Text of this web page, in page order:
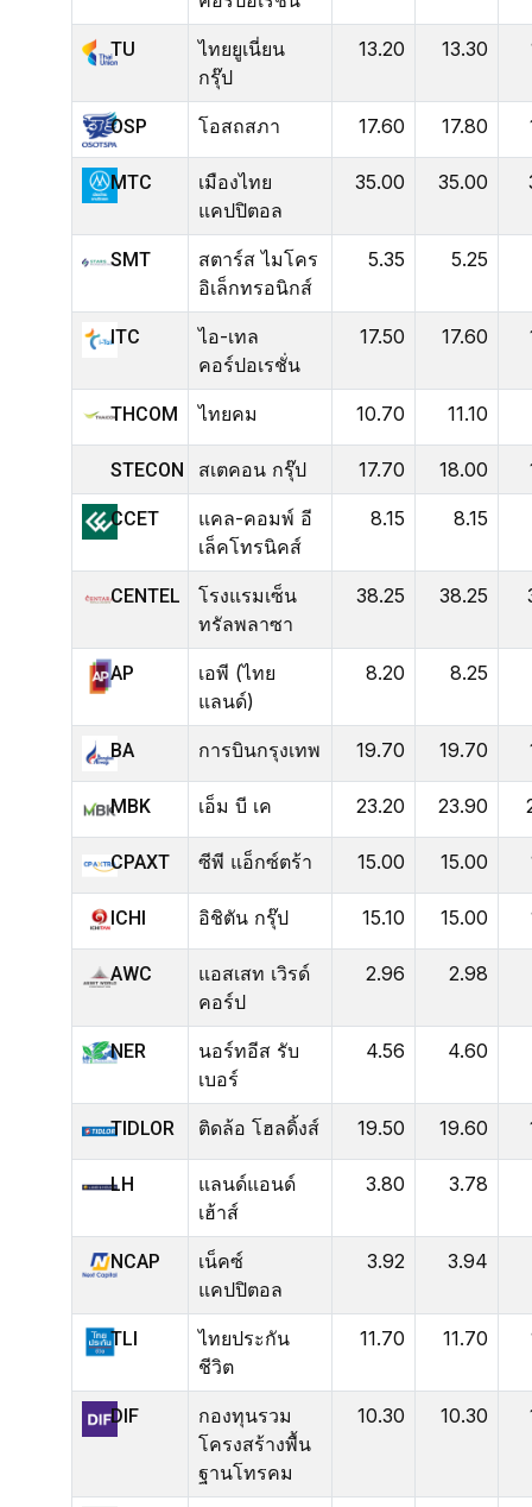
TU
ไทยยูเนี่ยน
กรุ๊ป
13.20 13.30
OSP โอสถสภา 17.60 17.80
MTC
เมืองไทย
แคปปิตอล
35.00 35.00
SMT
สตาร์ส ไมโคร
อิเล็กทรอนิกส์
5.35 5.25
ITC
ไอ-เทล
คอร์ปอเรชั่น
17.50 17.60
THCOM ไทยคม 10.70 11.10
STECON สเตคอน กรุ๊ป 17.70 18.00
CCET
แคล-คอมพ์ อี
เล็คโทรนิคส์
8.15 8.15
CENTEL
โรงแรมเซ็น
ทรัลพลาซา
38.25 38.25
AP
เอพี (ไทย
แลนด์)
8.20 8.25
BA การบินกรุงเทพ 19.70 19.70
MBK เอ็ม บี เค 23.20 23.90
CPAXT ซีพี แอ็กซ์ตร้า 15.00 15.00
ICHI อิชิตัน กรุ๊ป 15.10 15.00
AWC
แอสเสท เวิรด์
คอร์ป
2.96 2.98
NER
นอร์ทอีส รับ
เบอร์
4.56 4.60
TIDLOR ติดล้อ โฮลดิ้งส์ 19.50 19.60
LH
แลนด์แอนด์
เฮ้าส์
3.80 3.78
NCAP
เน็คซ์
แคปปิตอล
3.92 3.94
TLI
ไทยประกัน
ชีวิต
11.70 11.70
DIF
กองทุนรวม
โครงสร้างพื้น
ฐานโทรคม
10.30 10.30